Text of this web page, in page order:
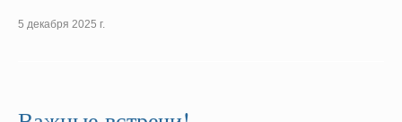
5 декабря 2025 г.